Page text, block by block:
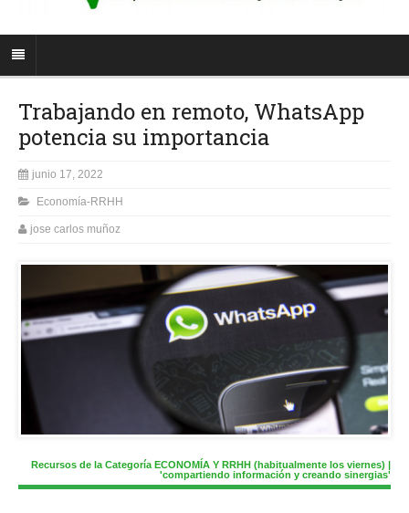
Trabajando en remoto, WhatsApp
potencia su importancia
junio 17, 2022
Economía-RRHH
jose carlos muñoz
Recursos de la Categoría ECONOMÍA Y RRHH (habitualmente los viernes) |
'compartiendo información y creando sinergias'